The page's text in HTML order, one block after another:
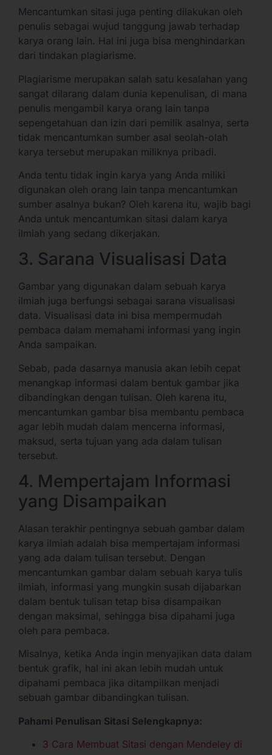
Mencantumkan sitasi juga penting dilakukan oleh
penulis sebagai wujud tanggung jawab terhadap
karya orang lain. Hal ini juga bisa menghindarkan
dari tindakan plagiarisme.
Plagiarisme merupakan salah satu kesalahan yang
sangat dilarang dalam dunia kepenulisan, di mana
penulis mengambil karya orang lain tanpa
sepengetahuan dan izin dari pemilik asalnya, serta
tidak mencantumkan sumber asal seolah-olah
karya tersebut merupakan miliknya pribadi.
Anda tentu tidak ingin karya yang Anda miliki
digunakan oleh orang lain tanpa mencantumkan
sumber asalnya bukan? Oleh karena itu, wajib bagi
Anda untuk mencantumkan sitasi dalam karya
ilmiah yang sedang dikerjakan.
3. Sarana Visualisasi Data
Gambar yang digunakan dalam sebuah karya
ilmiah juga berfungsi sebagai sarana visualisasi
data. Visualisasi data ini bisa mempermudah
pembaca dalam memahami informasi yang ingin
Anda sampaikan.
Sebab, pada dasarnya manusia akan lebih cepat
menangkap informasi dalam bentuk gambar jika
dibandingkan dengan tulisan. Oleh karena itu,
mencantumkan gambar bisa membantu pembaca
agar lebih mudah dalam mencerna informasi,
maksud, serta tujuan yang ada dalam tulisan
tersebut.
4. Mempertajam Informasi
yang Disampaikan
Alasan terakhir pentingnya sebuah gambar dalam
karya ilmiah adalah bisa mempertajam informasi
yang ada dalam tulisan tersebut. Dengan
mencantumkan gambar dalam sebuah karya tulis
ilmiah, informasi yang mungkin susah dijabarkan
dalam bentuk tulisan tetap bisa disampaikan
dengan maksimal, sehingga bisa dipahami juga
oleh para pembaca.
Misalnya, ketika Anda ingin menyajikan data dalam
bentuk grafik, hal ini akan lebih mudah untuk
dipahami pembaca jika ditampilkan menjadi
sebuah gambar dibandingkan tulisan.
Pahami Penulisan Sitasi Selengkapnya:
3 Cara Membuat Sitasi dengan Mendeley di